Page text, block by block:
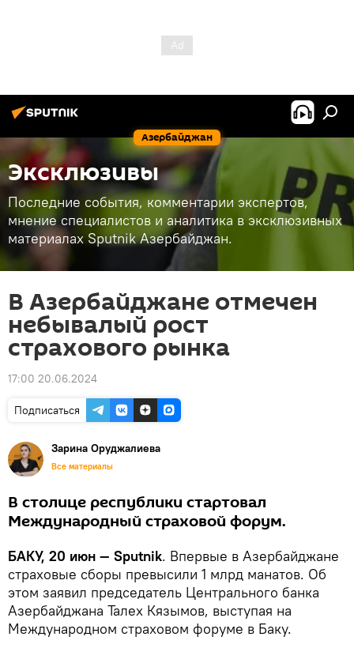
Азербайджан
Эксклюзивы
Последние события, комментарии экспертов,
мнение специалистов и аналитика в эксклюзивных
материалах Sputnik Азербайджан.
В Азербайджане отмечен
небывалый рост
страхового рынка
17:00 20.06.2024
Подписаться
Зарина Оруджалиева
Все материалы
В столице республики стартовал
Международный страховой форум.
БАКУ, 20 июн — Sputnik. Впервые в Азербайджане
страховые сборы превысили 1 млрд манатов. Об
этом заявил председатель Центрального банка
Азербайджана Талех Кязымов, выступая на
Международном страховом форуме в Баку.